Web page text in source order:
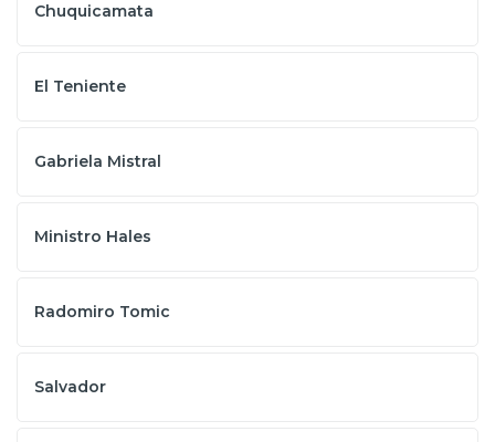
Chuquicamata
El Teniente
Gabriela Mistral
Ministro Hales
Radomiro Tomic
Salvador